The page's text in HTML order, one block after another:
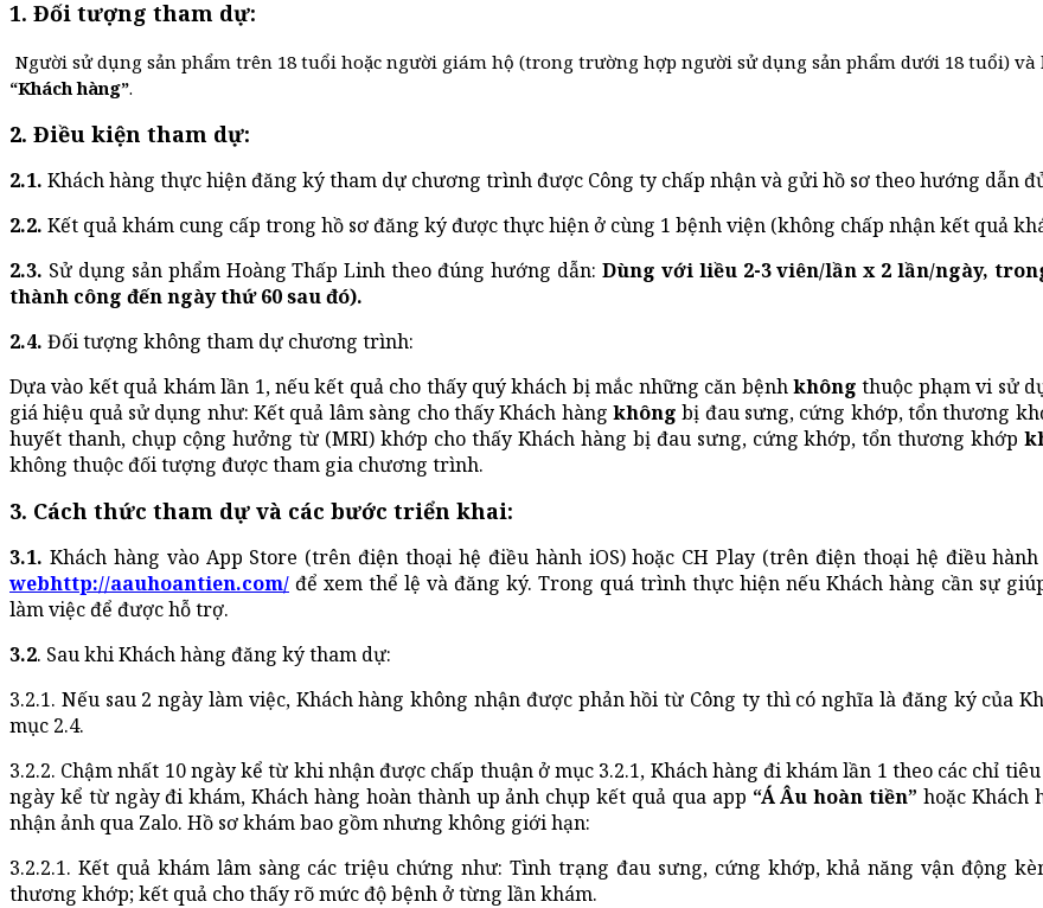
1. Đối tượng tham dự:
Người sử dụng sản phẩm trên 18 tuổi hoặc người giám hộ (trong trường hợp người sử dụng sản phẩm dưới 18 tuổi)
“Khách hàng”.
2. Điều kiện tham dự:
2.1. Khách hàng thực hiện đăng ký tham dự chương trình được Công ty chấp nhận và gửi hồ sơ theo hướng dẫn
2.2. Kết quả khám cung cấp trong hồ sơ đăng ký được thực hiện ở cùng 1 bệnh viện (không chấp nhận kết quả
2.3. Sử dụng sản phẩm Hoàng Thấp Linh theo đúng hướng dẫn: Dùng với liều 2-3 viên/lần x 2 lần/ngày,
thành công đến ngày thứ 60 sau đó).
2.4. Đối tượng không tham dự chương trình:
Dựa vào kết quả khám lần 1, nếu kết quả cho thấy quý khách bị mắc những căn bệnhkhông thuộc phạm vi sử
giá hiệu quả sử dụng như: Kết quả lâm sàng cho thấy Khách hàng không bị đau sưng, cứng khớp, tổn thương
huyết thanh, chụp cộng hưởng từ (MRI) khớp cho thấy Khách hàng bị đau sưng, cứng khớp, tổn thương khớp
không thuộc đối tượng được tham gia chương trình.
3. Cách thức tham dự và các bước triển khai:
3.1. Khách hàng vào App Store (trên điện thoại hệ điều hành iOS) hoặc CH Play (trên điện thoại hệ điều
webhttp://aauhoantien.com/ để xem thể lệ và đăng ký. Trong quá trình thực hiện nếu Khách hàng cần sự
làm việc để được hỗ trợ.
3.2. Sau khi Khách hàng đăng ký tham dự:
3.2.1. Nếu sau 2 ngày làm việc, Khách hàng không nhận được phản hồi từ Công ty thì có nghĩa là đăng ký của
mục 2.4.
3.2.2. Chậm nhất 10 ngày kể từ khi nhận được chấp thuận ở mục 3.2.1, Khách hàng đi khám lần 1 theo các chỉ
ngày kể từ ngày đi khám, Khách hàng hoàn thành up ảnh chụp kết quả qua app “Á Âu hoàn tiền” hoặc Khách
nhận ảnh qua Zalo. Hồ sơ khám bao gồm nhưng không giới hạn:
3.2.2.1. Kết quả khám lâm sàng các triệu chứng như: Tình trạng đau sưng, cứng khớp, khả năng vận động
thương khớp; kết quả cho thấy rõ mức độ bệnh ở từng lần khám.